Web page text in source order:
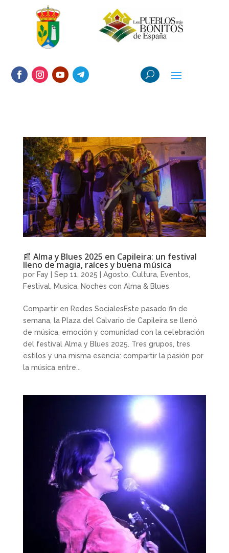
📰 Alma y Blues 2025 en Capileira: un festival
lleno de magia, raíces y buena música
por Fay Sep 11, 2025 Agosto, Cultura, Eventos,
Festival, Musica, Noches con Alma & Blues
Compartir en Redes SocialesEste pasado fin de
semana, la Plaza del Calvario de Capileira se llenó
de música, emoción y comunidad con la celebración
del festival Alma y Blues 2025. Tres grupos, tres
estilos y una misma esencia: compartir la pasión por
la música entre...